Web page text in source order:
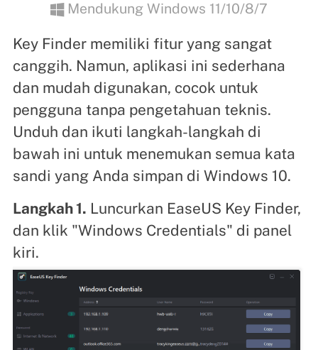
Mendukung Windows 11/10/8/7
Key Finder memiliki fitur yang sangat
canggih. Namun, aplikasi ini sederhana
dan mudah digunakan, cocok untuk
pengguna tanpa pengetahuan teknis.
Unduh dan ikuti langkah-langkah di
bawah ini untuk menemukan semua kata
sandi yang Anda simpan di Windows 10.
Langkah 1. Luncurkan EaseUS Key Finder,
dan klik "Windows Credentials" di panel
kiri.